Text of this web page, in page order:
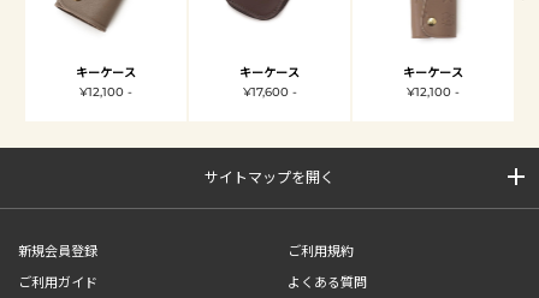
キーケース
¥12,100 -
キーケース
¥17,600 -
キーケース
¥12,100 -
サイトマップを開く
新規会員登録
ご利用規約
ご利用ガイド
よくある質問